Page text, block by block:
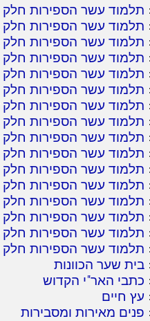
תלמוד עשר הספירות
תלמוד עשר הספירות
תלמוד עשר הספירות חלק
תלמוד עשר הספירות
תלמוד עשר הספירות
תלמוד עשר הספירות חלק
תלמוד עשר הספירות חלק
תלמוד עשר הספירות
תלמוד עשר הספירות
תלמוד עשר הספירות חלק
תלמוד עשר הספירות חלק
תלמוד עשר הספירות חלק
תלמוד עשר הספירות חלק
תלמוד עשר הספירות חלק
תלמוד עשר הספירות חלק
תלמוד עשר הספירות חלק
בית שער הכוונות
כתבי האר"י הקדוש
עץ חיים
פנים מאירות ומסבירות